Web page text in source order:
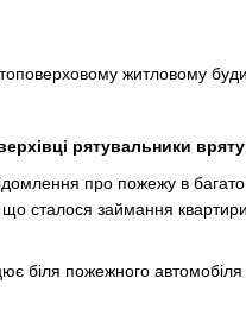
рятувальники
про пожежу в
сталося займання